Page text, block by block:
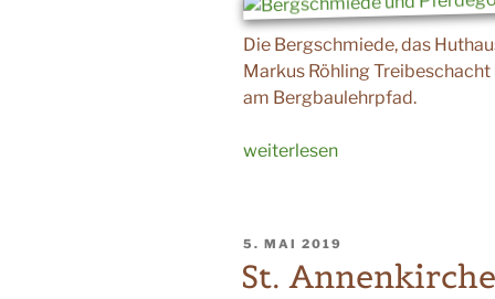
Die Bergschmiede, das
Markus Röhling
am Bergbaulehrpfad.
„Bergschmiede
„Markus
Röhling
weiterlesen
VERÖFFENTLICHT
5. MAI 2019
St. Annenkirche